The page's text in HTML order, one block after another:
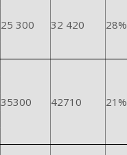
25 300
32 420 28%
35300 42710 21%